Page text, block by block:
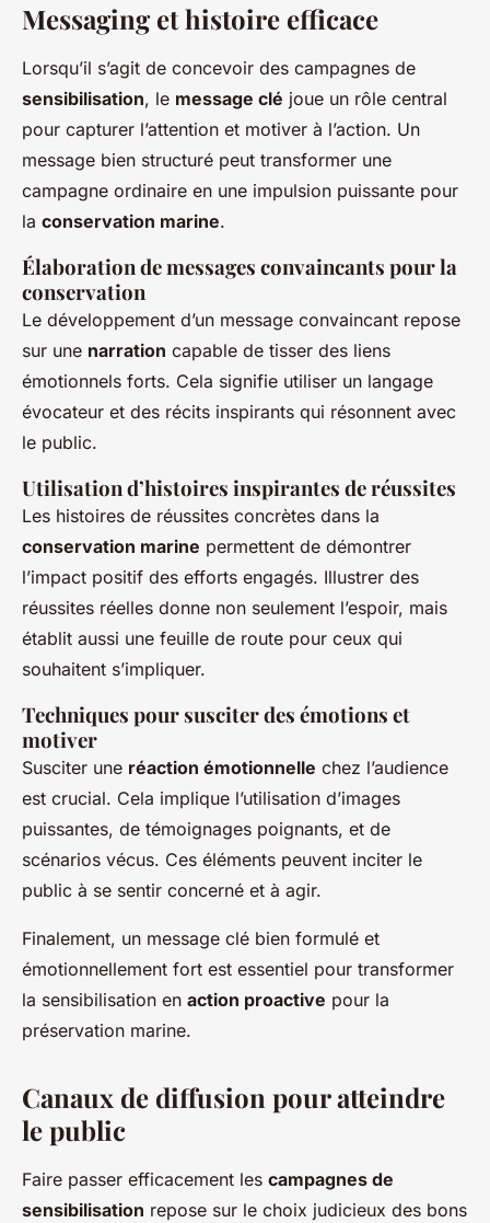
Messaging et histoire efficace
Lorsqu’il s’agit de concevoir des campagnes de
sensibilisation, le message clé joue un rôle central
pour capturer l’attention et motiver à l’action. Un
message bien structuré peut transformer une
campagne ordinaire en une impulsion puissante pour
la conservation marine.
Élaboration de messages convaincants pour la
conservation
Le développement d’un message convaincant repose
sur une narration capable de tisser des liens
émotionnels forts. Cela signifie utiliser un langage
évocateur et des récits inspirants qui résonnent avec
le public.
Utilisation d’histoires inspirantes de réussites
Les histoires de réussites concrètes dans la
conservation marine permettent de démontrer
l’impact positif des efforts engagés. Illustrer des
réussites réelles donne non seulement l’espoir, mais
établit aussi une feuille de route pour ceux qui
souhaitent s’impliquer.
Techniques pour susciter des émotions et
motiver
Susciter une réaction émotionnelle chez l’audience
est crucial. Cela implique l’utilisation d’images
puissantes, de témoignages poignants, et de
scénarios vécus. Ces éléments peuvent inciter le
public à se sentir concerné et à agir.
Finalement, un message clé bien formulé et
émotionnellement fort est essentiel pour transformer
la sensibilisation en action proactive pour la
préservation marine.
Canaux de diffusion pour atteindre
le public
Faire passer efficacement les campagnes de
sensibilisation repose sur le choix judicieux des bons